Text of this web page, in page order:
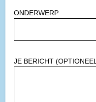
ONDERWERP
JE BERICHT